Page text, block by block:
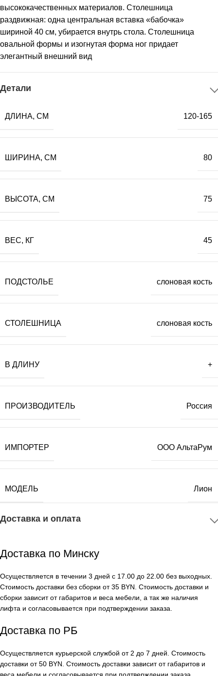
высококачественных материалов. Столешница
раздвижная: одна центральная вставка «бабочка»
шириной 40 см, убирается внутрь стола. Столешница
овальной формы и изогнутая форма ног придает
элегантный внешний вид
Детали
ДЛИНА, СМ 120-165
ШИРИНА, СМ 80
ВЫСОТА, СМ 75
ВЕС, КГ 45
ПОДСТОЛЬЕ слоновая кость
СТОЛЕШНИЦА слоновая кость
В ДЛИНУ +
ПРОИЗВОДИТЕЛЬ Россия
ИМПОРТЕР ООО АльтаРум
МОДЕЛЬ Лион
Доставка и оплата
Доставка по Минску
Осуществляется в течении 3 дней с 17.00 до 22.00 без выходных.
Стоимость доставки без сборки от 35 BYN. Стоимость доставки и
сборки зависит от габаритов и веса мебели, а так же наличия
лифта и согласовывается при подтверждении заказа.
Доставка по РБ
Осуществляется курьерской службой от 2 до 7 дней. Стоимость
доставки от 50 BYN. Стоимость доставки зависит от габаритов и